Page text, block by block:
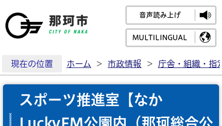
那珂市公式ホームペ
音声読み上げ
MULTILINGUAL
現在の位置 ホーム > 市政情報 > 庁舎・組織・指
スポーツ推進室【なか
LuckyFM公園内（那珂総合公